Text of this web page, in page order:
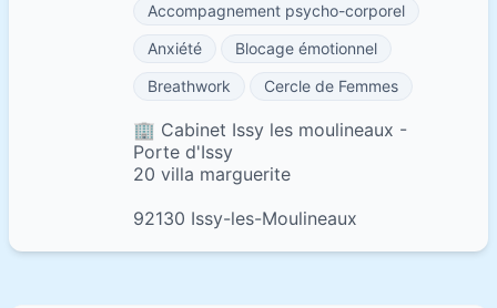
Accompagnement psycho-corporel
Anxiété
Blocage émotionnel
Breathwork
Cercle de Femmes
🏢 Cabinet Issy les moulineaux -
Porte d'Issy
20 villa marguerite
92130 Issy-les-Moulineaux